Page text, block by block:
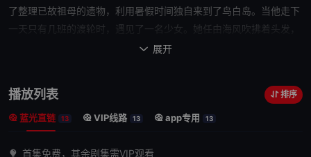
了整理已故祖母的遗物，利用暑假时间独自来到了鸟白岛。当他走下
一天只有几班的渡轮时，遇见了一名少女。她任由海风吹拂着头发，
只是凝视着远方……并非大海也并非天空
的遗物，一边因为初次接触的「小岛生活」而困惑，但还是逐渐适应
了。与都市生活中从未体验过的自然亲密接触。这种生活仿佛能让人
 展开
播放列表 排序
蓝光直链 13 VIP线路 13 app专用 13
首集免费，其余剧集需VIP观看